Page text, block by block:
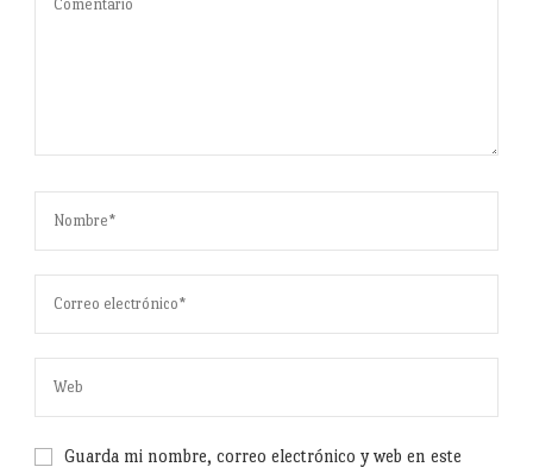
Guarda mi nombre, correo electrónico y web en este